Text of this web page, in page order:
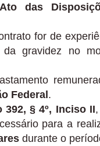
das
for de
gravidez no
Federal.
392, § 4º, Inciso II
para a
durante o